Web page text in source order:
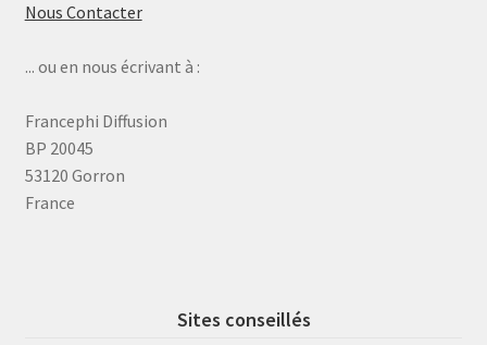
Nous Contacter
... ou en nous écrivant à :
Francephi Diffusion
BP 20045
53120 Gorron
France
Sites conseillés